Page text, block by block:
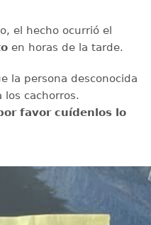
el hecho ocurrió el
en horas de la tarde.
la persona desconocida
cachorros.
favor cuídenlos lo